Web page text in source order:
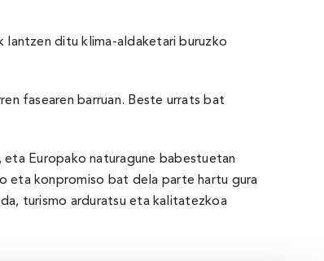
lantzen ditu klima-aldaketari buruzko
fasearen barruan. Beste urrats bat
eta Europako naturagune babestuetan
eta konpromiso bat dela parte hartu gura
turismo arduratsu eta kalitatezkoa